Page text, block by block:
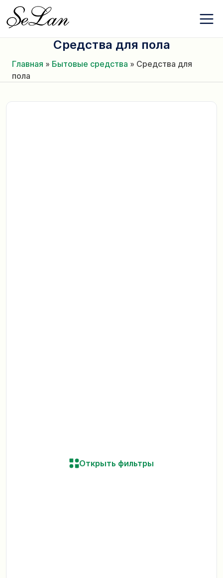
Перейти
содержанию
О компании
Контакты
Новости
Избранное
+380 (63) 975
Средства для пола
Главная » Бытовые средства » Средства для
пола
Открыть фильтры